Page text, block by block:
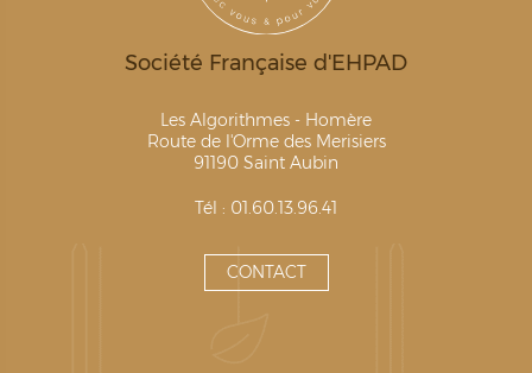
Société Française d'EHPAD
Les Algorithmes - Homère
Route de l'Orme des Merisiers
91190 Saint Aubin
Tél : 01.60.13.96.41
CONTACT